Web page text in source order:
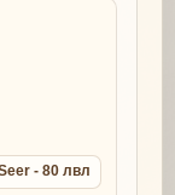
- 80 лвл